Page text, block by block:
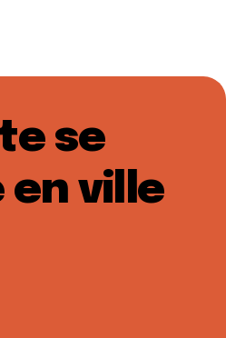
se
en ville